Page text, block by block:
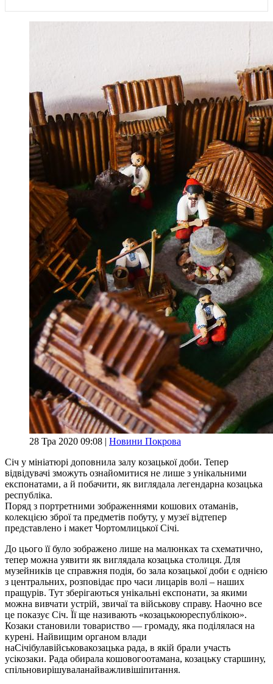
28 Тра 2020 09:08 | Новини Покрова
Січ у мініатюрі доповнила залу козацької доби. Тепер
відвідувачі зможуть ознайомитися не лише з унікальними
експонатами, а й побачити, як виглядала легендарна козацька
республіка.
Поряд з портретними зображеннями кошових отаманів,
колекцією зброї та предметів побуту, у музеї відтепер
представлено і макет Чортомлицької Січі.
До цього її було зображено лише на малюнках та схематично,
тепер можна уявити як виглядала козацька столиця. Для
музейників це справжня подія, бо зала козацької доби є однією
з центральних, розповідає про часи лицарів волі – наших
пращурів. Тут зберігаються унікальні експонати, за якими
можна вивчати устрій, звичаї та військову справу. Наочно все
це показує Січ. Її ще називають «козацькоюреспублікою».
Козаки становили товариство — громаду, яка поділялася на
курені. Найвищим органом влади
наСічібулавійськовакозацька рада, в якій брали участь
усікозаки. Рада обирала кошовогоотамана, козацьку старшину,
спільновирішуваланайважливішіпитання.